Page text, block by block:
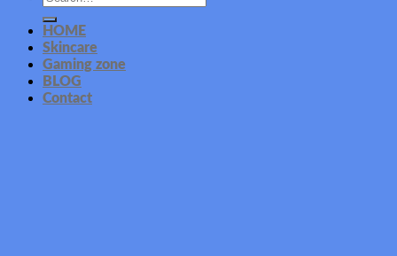
HOME
Skincare
Gaming zone
BLOG
Contact